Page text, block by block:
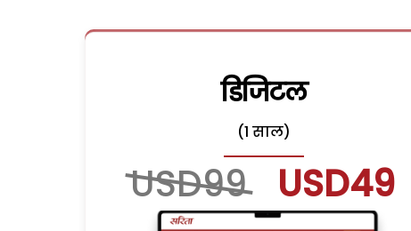
डिजिटल
(1 साल)
USD99 USD49